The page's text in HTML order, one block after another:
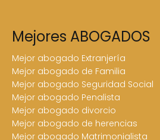
Mejores ABOGADOS
Mejor abogado Extranjería
Mejor abogado de Familia
Mejor abogado Seguridad Social
Mejor abogado Penalista
Mejor abogado divorcio
Mejor abogado de herencias
Mejor abogado Matrimonialista